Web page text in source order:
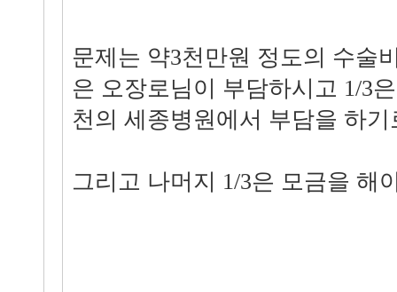
문제는 약3천만원 정도의 수술
은 오장로님이 부담하시고 1/3
천의 세종병원에서 부담을 하
그리고 나머지 1/3은 모금을 해